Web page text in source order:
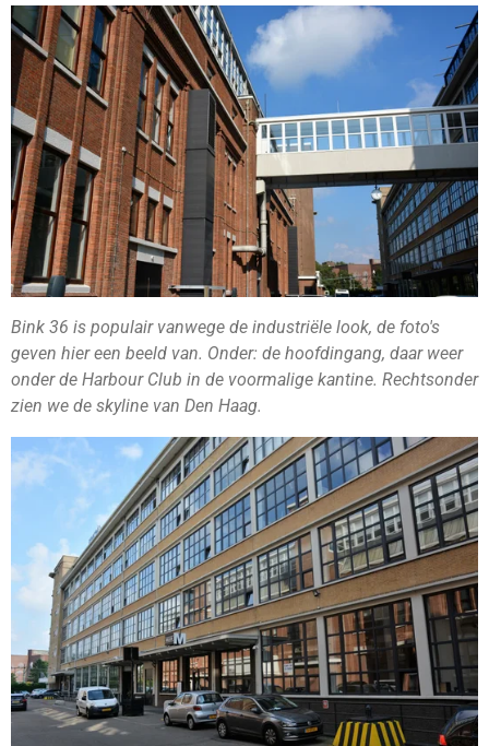
Bink 36 is populair vanwege de industriële look, de foto's
geven hier een beeld van. Onder: de hoofdingang, daar weer
onder de Harbour Club in de voormalige kantine. Rechtsonder
zien we de skyline van Den Haag.